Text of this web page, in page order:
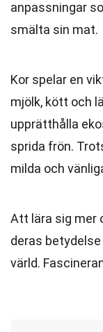
anpassningar
smälta sin mat.
Kor spelar en
mjölk, kött och
upprätthålla
sprida frön.
milda och
Att lära sig mer
deras
värld.